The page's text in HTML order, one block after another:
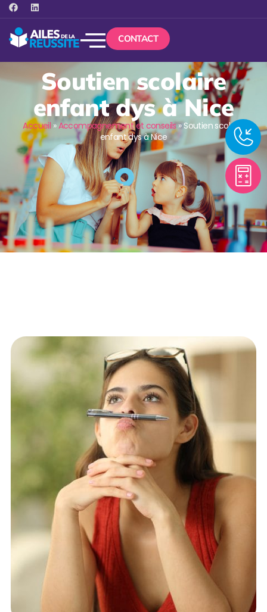
CONTACT
Soutien scolaire
enfant dys à Nice
Accueil »Accompagnement et conseils» Soutien scolaire
enfant dys à Nice